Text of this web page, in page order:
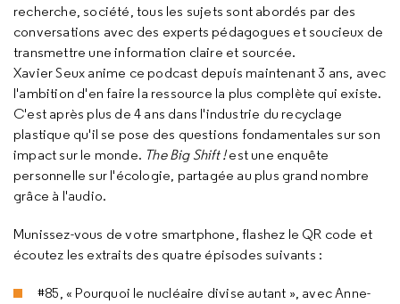
recherche, société, tous les sujets sont abordés par des
conversations avec des experts pédagogues et soucieux de
transmettre une information claire et sourcée.
Xavier Seux anime ce podcast depuis maintenant 3 ans, avec
l'ambition d'en faire la ressource la plus complète qui existe.
C'est après plus de 4 ans dans l'industrie du recyclage
plastique qu'il se pose des questions fondamentales sur son
impact sur le monde. The Big Shift!est une enquête
personnelle sur l'écologie, partagée au plus grand nombre
grâce à l'audio.
Munissez-vous de votre smartphone, flashez le QR code et
écoutez les extraits des quatre épisodes suivants :
#85, « Pourquoi le nucléaire divise autant », avec Anne-